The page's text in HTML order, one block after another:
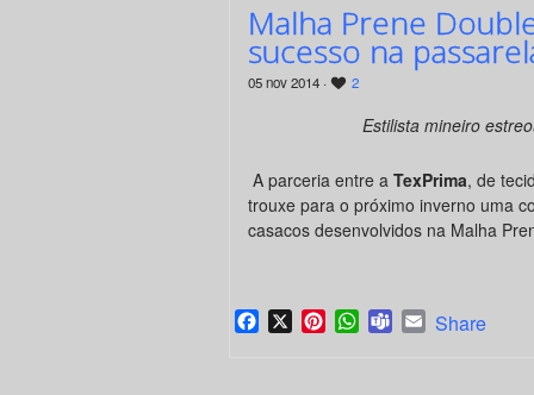
Malha Prene
sucesso na
05 nov 2014 · 2
Estilista mineiro
A parceria entre a TexPrima, de
trouxe para o próximo inverno uma
casacos desenvolvidos na Malha
Facebook
X PinterestWhatsApp
TeamsEmail
Share